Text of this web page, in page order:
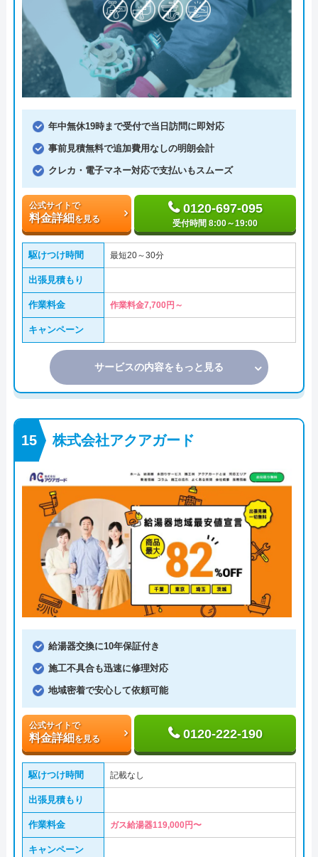
年中無休19時まで受付で当日訪問に即対応
事前見積無料で追加費用なしの明朗会計
クレカ・電子マネー対応で支払いもスムーズ
公式サイトで
料金詳細を見る
0120-697-095
受付時間 8:00～19:00
駆けつけ時間 最短20～30分
出張見積もり
作業料金 作業料金7,700円～
キャンペーン
サービスの内容をもっと見る
株式会社アクアガード
給湯器交換に10年保証付き
施工不具合も迅速に修理対応
地域密着で安心して依頼可能
公式サイトで
料金詳細を見る 0120-222-190
駆けつけ時間 記載なし
出張見積もり
作業料金 ガス給湯器119,000円〜
キャンペーン